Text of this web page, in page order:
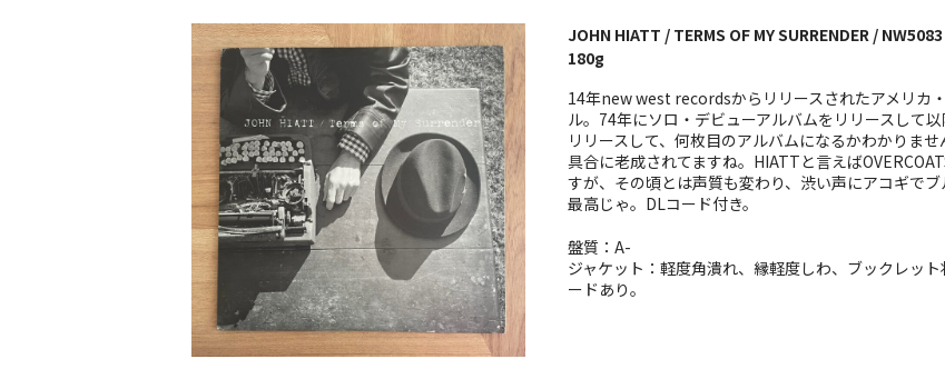
JOHN HIATT / TERMS OF MY SURRENDER /
180g
14年new west recordsからリリースされたアメリカ
ル。74年にソロ・デビューアルバムをリリースして
リリースして、何枚目のアルバムになるかわかりませ
具合に老成されてますね。HIATTと言えば
すが、その頃とは声質も変わり、渋い声にアコギでブ
最高じゃ。DLコード付き。
盤質：A-
ジャケット：軽度角潰れ、縁軽度しわ、ブックレット
ードあり。